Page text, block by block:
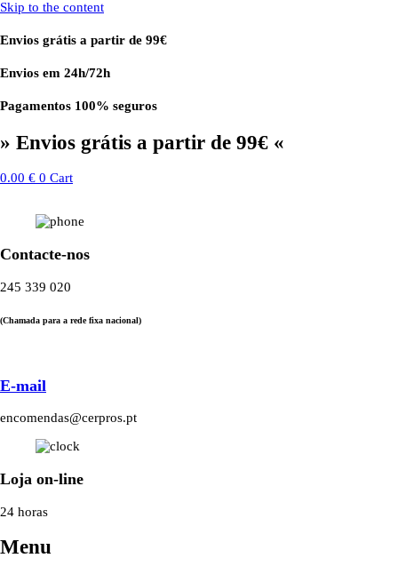
Skip to the content
Envios grátis a partir de 99€
Envios em 24h/72h
Pagamentos 100% seguros
» Envios grátis a partir de 99€ «
0.00 € 0 Cart
Contacte-nos
245 339 020
(Chamada para a rede fixa nacional)
E-mail
encomendas@cerpros.pt
Loja on-line
24 horas
Menu